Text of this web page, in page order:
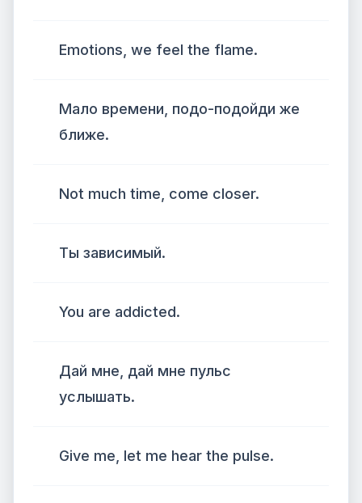
Emotions, we feel the flame.
Мало времени, подо-подойди же
ближе.
Not much time, come closer.
Ты зависимый.
You are addicted.
Дай мне, дай мне пульс
услышать.
Give me, let me hear the pulse.